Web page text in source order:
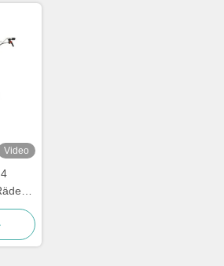
Video
für